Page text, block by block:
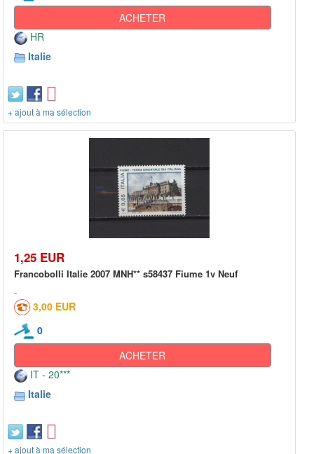
ACHETER
HR
Italie
+ ajout à ma sélection
1,25 EUR
Francobolli Italie 2007 MNH** s58437 Fiume 1v Neuf
3,00 EUR
0
ACHETER
IT - 20***
Italie
+ ajout à ma sélection